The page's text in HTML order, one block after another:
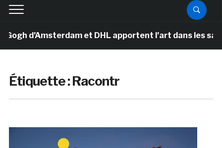
d’Amsterdam et DHL apportent l’art dans les salles
Étiquette :Racontr